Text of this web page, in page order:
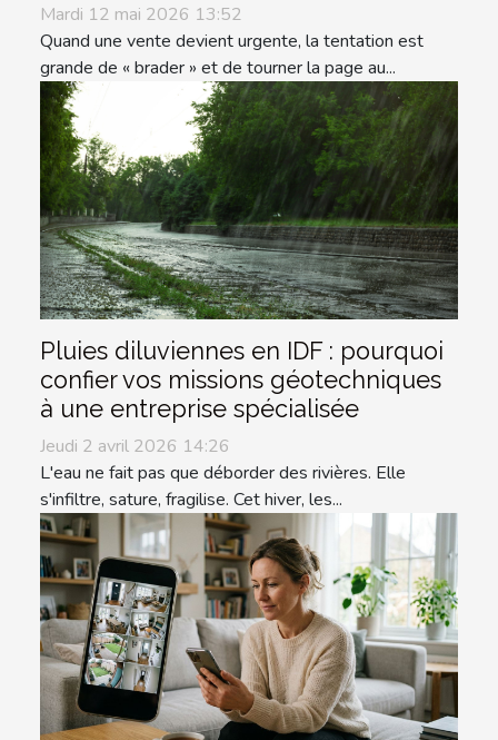
Mardi 12 mai 2026 13:52
Quand une vente devient urgente, la tentation est
grande de « brader » et de tourner la page au...
Pluies diluviennes en IDF : pourquoi
confier vos missions géotechniques
à une entreprise spécialisée
Jeudi 2 avril 2026 14:26
L'eau ne fait pas que déborder des rivières. Elle
s'infiltre, sature, fragilise. Cet hiver, les...